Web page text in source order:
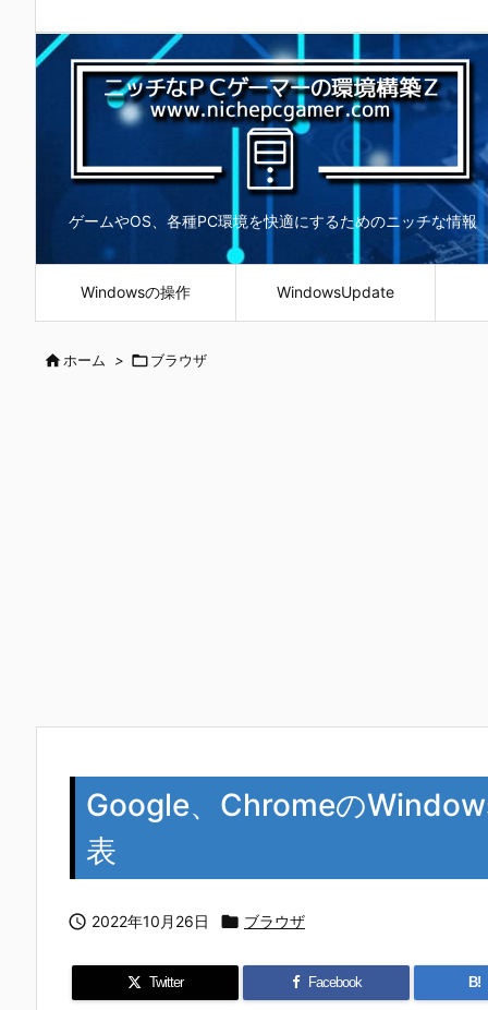
ゲームやOS、各種PC環境を快適にするためのニッチな情報
Windowsの操作 WindowsUpdate
ホーム > ブラウザ
Google、Chromeの
表
 2022年10月26日  ブラウザ
Twitter Facebook B!